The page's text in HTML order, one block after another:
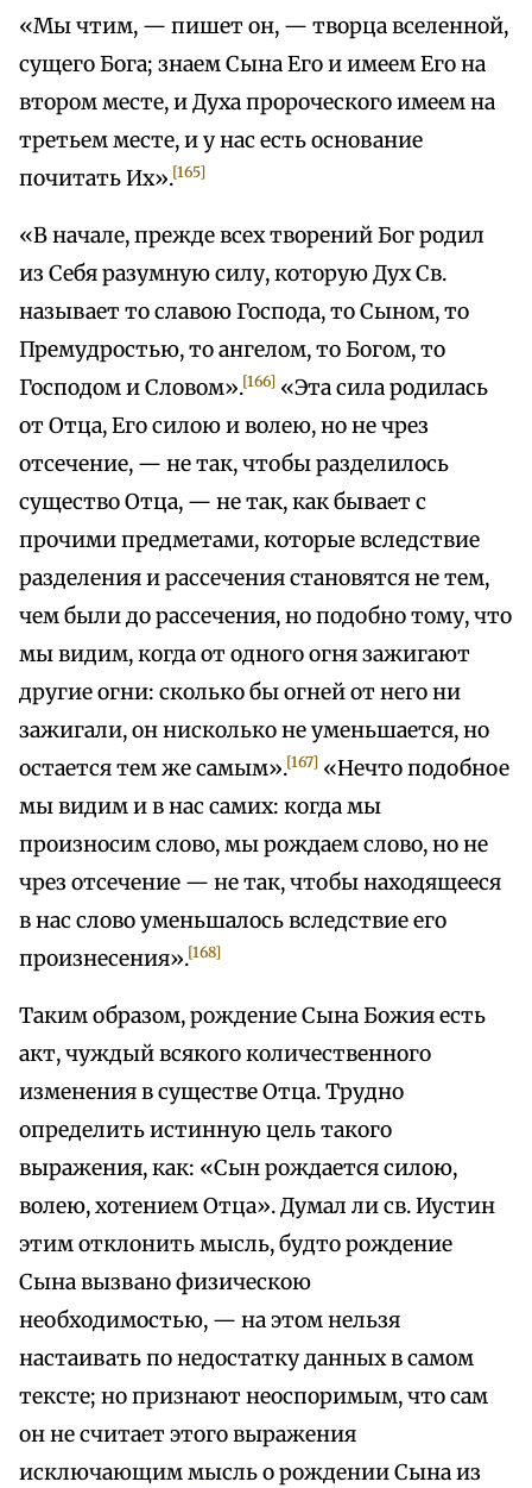
«Мы чтим, — пишет он, — творца вселенной,
сущего Бога; знаем Сына Его и имеем Его на
втором месте, и Духа пророческого имеем на
третьем месте, и у нас есть основание
почитать Их».[165]
«В начале, прежде всех творений Бог родил
из Себя разумную силу, которую Дух Св.
называет то славою Господа, то Сыном, то
Премудростью, то ангелом, то Богом, то
Господом и Словом».[166] «Эта сила родилась
от Отца, Его силою и волею, но не чрез
отсечение, — не так, чтобы разделилось
существо Отца, — не так, как бывает с
прочими предметами, которые вследствие
разделения и рассечения становятся не тем,
чем были до рассечения, но подобно тому, что
мы видим, когда от одного огня зажигают
другие огни: сколько бы огней от него ни
зажигали, он нисколько не уменьшается, но
остается тем же самым».[167] «Нечто подобное
мы видим и в нас самих: когда мы
произносим слово, мы рождаем слово, но не
чрез отсечение — не так, чтобы находящееся
в нас слово уменьшалось вследствие его
произнесения».[168]
Таким образом, рождение Сына Божия есть
акт, чуждый всякого количественного
изменения в существе Отца. Трудно
определить истинную цель такого
выражения, как: «Сын рождается силою,
волею, хотением Отца». Думал ли св. Иустин
этим отклонить мысль, будто рождение
Сына вызвано физическою
необходимостью, — на этом нельзя
настаивать по недостатку данных в самом
тексте; но признают неоспоримым, что сам
он не считает этого выражения
исключающим мысль о рождении Сына из